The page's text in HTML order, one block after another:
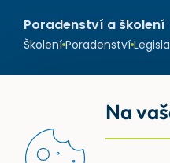
Poradenství a školení
Školení Poradenství
Na